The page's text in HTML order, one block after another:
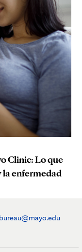
Clinic: Lo que
la enfermedad